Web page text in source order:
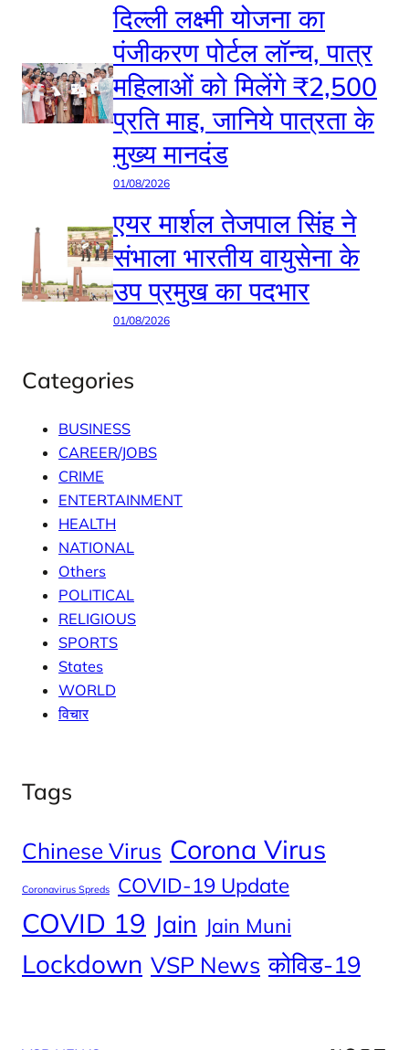
दिल्ली लक्ष्मी योजना का
पंजीकरण पोर्टल लॉन्च, पात्र
महिलाओं को मिलेंगे ₹2,500
प्रति माह, जानिये पात्रता के
मुख्य मानदंड
01/08/2026
एयर मार्शल तेजपाल सिंह ने
संभाला भारतीय वायुसेना के
उप प्रमुख का पदभार
01/08/2026
Categories
BUSINESS
CAREER/JOBS
CRIME
ENTERTAINMENT
HEALTH
NATIONAL
Others
POLITICAL
RELIGIOUS
SPORTS
States
WORLD
विचार
Tags
Chinese Virus Corona Virus
Coronavirus Spreds COVID-19 Update
COVID 19 Jain Jain Muni
Lockdown VSP News कोविड-19